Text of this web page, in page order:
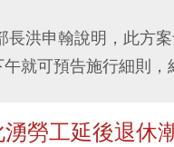
長洪申翰說明，此方
就可預告施行細則，
湧勞工延後退